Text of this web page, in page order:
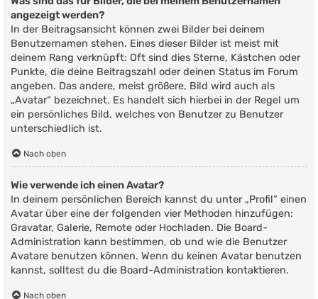
angezeigt werden?
In der Beitragsansicht können zwei Bilder bei deinem
Benutzernamen stehen. Eines dieser Bilder ist meist mit
deinem Rang verknüpft: Oft sind dies Sterne, Kästchen oder
Punkte, die deine Beitragszahl oder deinen Status im Forum
angeben. Das andere, meist größere, Bild wird auch als
„Avatar“ bezeichnet. Es handelt sich hierbei in der Regel um
ein persönliches Bild, welches von Benutzer zu Benutzer
unterschiedlich ist.
Nach oben
Wie verwende ich einen Avatar?
In deinem persönlichen Bereich kannst du unter „Profil“ einen
Avatar über eine der folgenden vier Methoden hinzufügen:
Gravatar, Galerie, Remote oder Hochladen. Die Board-
Administration kann bestimmen, ob und wie die Benutzer
Avatare benutzen können. Wenn du keinen Avatar benutzen
kannst, solltest du die Board-Administration kontaktieren.
Nach oben